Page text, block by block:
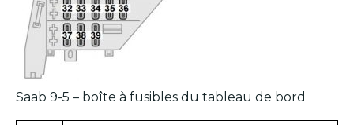
Saab 9-5 – boîte à fusibles du tableau de bord